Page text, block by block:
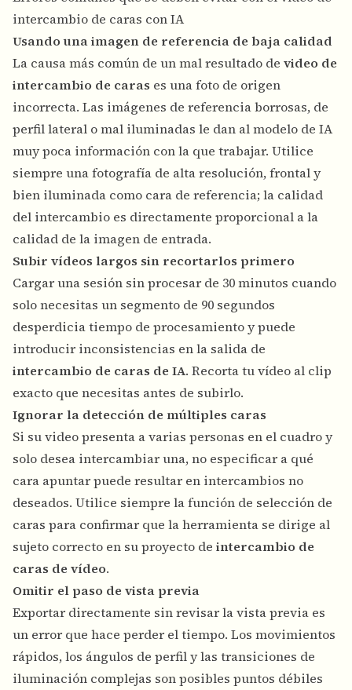
intercambio de caras con IA
Usando una imagen de referencia de baja calidad
La causa más común de un mal resultado de video de
intercambio de caras es una foto de origen
incorrecta. Las imágenes de referencia borrosas, de
perfil lateral o mal iluminadas le dan al modelo de IA
muy poca información con la que trabajar. Utilice
siempre una fotografía de alta resolución, frontal y
bien iluminada como cara de referencia; la calidad
del intercambio es directamente proporcional a la
calidad de la imagen de entrada.
Subir vídeos largos sin recortarlos primero
Cargar una sesión sin procesar de 30 minutos cuando
solo necesitas un segmento de 90 segundos
desperdicia tiempo de procesamiento y puede
introducir inconsistencias en la salida de
intercambio de caras de IA. Recorta tu vídeo al clip
exacto que necesitas antes de subirlo.
Ignorar la detección de múltiples caras
Si su video presenta a varias personas en el cuadro y
solo desea intercambiar una, no especificar a qué
cara apuntar puede resultar en intercambios no
deseados. Utilice siempre la función de selección de
caras para confirmar que la herramienta se dirige al
sujeto correcto en su proyecto de intercambio de
caras de vídeo.
Omitir el paso de vista previa
Exportar directamente sin revisar la vista previa es
un error que hace perder el tiempo. Los movimientos
rápidos, los ángulos de perfil y las transiciones de
iluminación complejas son posibles puntos débiles